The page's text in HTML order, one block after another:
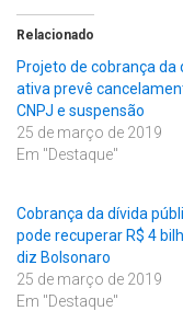
Relacionado
Projeto de cobrança da
ativa prevê
CNPJ e suspensão
25 de março de 2019
Em "Destaque"
Cobrança da dívida
pode recuperar R$ 4
diz Bolsonaro
25 de março de 2019
Em "Destaque"